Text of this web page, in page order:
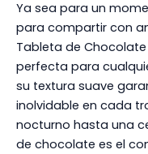
Ya sea para un
para compartir con
Tableta de Chocolate
perfecta para
su textura suave
inolvidable en cada
nocturno hasta una
de chocolate es el